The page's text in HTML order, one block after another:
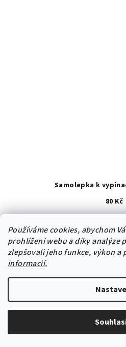
Používáme cookies, abychom
prohlížení webu a díky analýze
zlepšovali jeho funkce, výkon a
informacií.
Samolepka k
80 Kč
-10% s kódem: samolepka10